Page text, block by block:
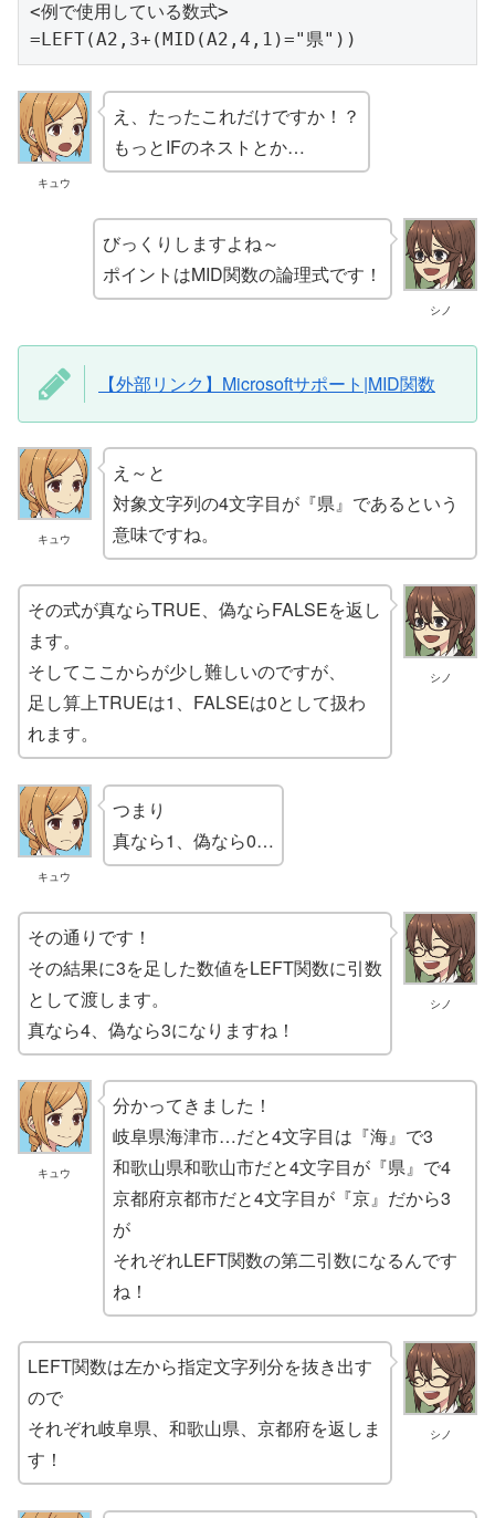
<例で使用している数式>
=LEFT(A2,3+(MID(A2,4,1)="県"))
キュウ
え、たったこれだけですか！？
もっとIFのネストとか…
シノ
びっくりしますよね～
ポイントはMID関数の論理式です！
【外部リンク】Microsoftサポート|MID関数
キュウ
え～と
対象文字列の4文字目が『県』であるという
意味ですね。
シノ
その式が真ならTRUE、偽ならFALSEを返し
ます。
そしてここからが少し難しいのですが、
足し算上TRUEは1、FALSEは0として扱わ
れます。
キュウ
つまり
真なら1、偽なら0…
シノ
その通りです！
その結果に3を足した数値をLEFT関数に引数
として渡します。
真なら4、偽なら3になりますね！
キュウ
分かってきました！
岐阜県海津市…だと4文字目は『海』で3
和歌山県和歌山市だと4文字目が『県』で4
京都府京都市だと4文字目が『京』だから3
が
それぞれLEFT関数の第二引数になるんです
ね！
シノ
LEFT関数は左から指定文字列分を抜き出す
ので
それぞれ岐阜県、和歌山県、京都府を返しま
す！